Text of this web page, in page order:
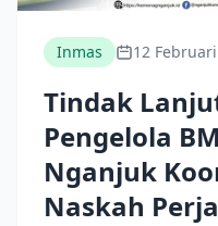
Inmas 12
Tindak
Pengelola
Nganjuk
Naskah